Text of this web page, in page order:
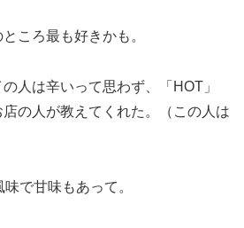
ころ最も好きかも。
人は辛いって思わず、「HOT」
の人が教えてくれた。（この人は
で甘味もあって。